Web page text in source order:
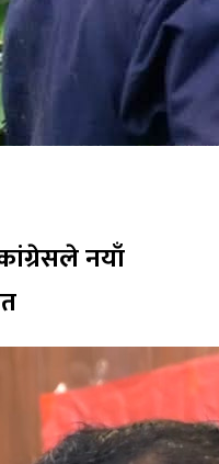
नयाँ